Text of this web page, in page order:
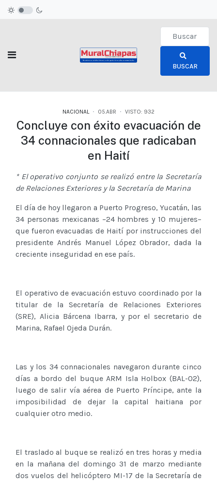
Type 2 or
BUSCAR
NACIONAL 05.ABR VISTO: 932
Concluye con éxito evacuación de
34 connacionales que radicaban
en Haití
* El operativo conjunto se realizó entre la Secretaría
de Relaciones Exteriores y la Secretaría de Marina
El día de hoy llegaron a Puerto Progreso, Yucatán, las
34 personas mexicanas –24 hombres y 10 mujeres–
que fueron evacuadas de Haití por instrucciones del
presidente Andrés Manuel López Obrador, dada la
creciente inseguridad en ese país.
El operativo de evacuación estuvo coordinado por la
titular de la Secretaría de Relaciones Exteriores
(SRE), Alicia Bárcena Ibarra, y por el secretario de
Marina, Rafael Ojeda Durán.
Las y los 34 connacionales navegaron durante cinco
días a bordo del buque ARM Isla Holbox (BAL-02),
luego de salir vía aérea de Puerto Príncipe, ante la
imposibilidad de dejar la capital haitiana por
cualquier otro medio.
El traslado al buque se realizó en tres horas y media
en la mañana del domingo 31 de marzo mediante
dos vuelos del helicóptero MI-17 de la Secretaría de